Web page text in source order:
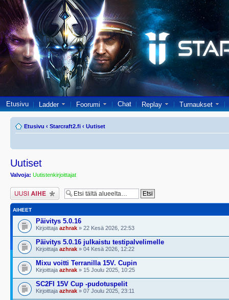
Etusivu Ladder Foorumi Chat Replay Turnaukset
Etusivu ‹ Starcraft2.fi ‹ Uutiset
Uutiset
Valvoja: Uutistenkirjoittajat
Lähetä uusi viesti
AIHEET
Päivitys 5.0.16
Kirjoittaja azhrak » 22 Kesä 2026, 22:53
Päivitys 5.0.16 julkaistu testipalvelimelle
Kirjoittaja azhrak » 04 Kesä 2026, 12:22
Mixu voitti Terranilla 15V. Cupin
Kirjoittaja azhrak » 15 Joulu 2025, 10:25
SC2FI 15V Cup -pudotuspelit
Kirjoittaja azhrak » 07 Joulu 2025, 23:11